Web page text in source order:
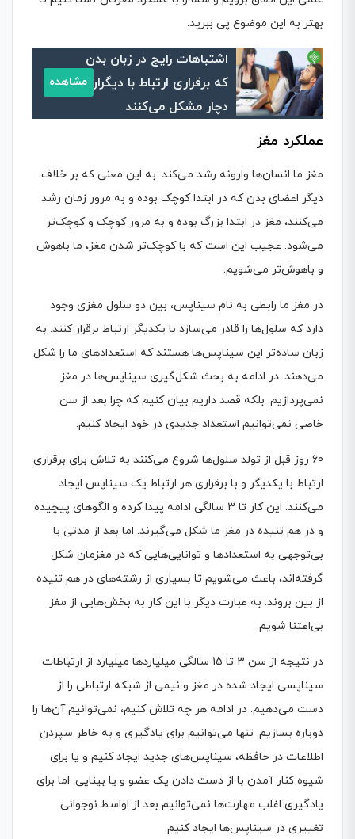
بهتر به این موضوع پی ببرید.
اشتباهات رایج در زبان بدن
که برقراری ارتباط با دیگران را
دچار مشکل می‌کنند
مشاهده
عملکرد مغز
مغز ما انسان‌ها وارونه رشد می‌کند. به این معنی که بر خلاف
دیگر اعضای بدن که در ابتدا کوچک بوده و به مرور زمان رشد
می‌کنند، مغز در ابتدا بزرگ بوده و به مرور کوچک و کوچک‌تر
می‌شود. عجیب‌ این است که با کوچک‌تر شدن مغز، ما باهوش‌
و باهوش‌تر می‌شویم.
در مغز ما رابطی به نام سیناپس، بین دو سلول مغزی وجود
دارد که سلول‌ها را قادر می‌سازد با یکدیگر ارتباط برقرار کنند. به
زبان ساده‌تر این سیناپس‌ها هستند که استعدادهای ما را شکل
می‌دهند. در ادامه به بحث شکل‌گیری سیناپس‌ها در مغز
نمی‌پردازیم. بلکه قصد داریم بیان کنیم که چرا بعد از سن
خاصی نمی‌توانیم استعداد جدیدی در خود ایجاد کنیم.
60 روز قبل از تولد سلول‌ها شروع می‌کنند به تلاش برای برقراری
ارتباط با یکدیگر و با برقراری هر ارتباط یک سیناپس ایجاد
می‌کنند. این کار تا 3 سالگی ادامه پیدا کرده و الگوهای پیچیده
و در هم تنیده در مغز ما شکل می‌گیرند. اما بعد از مدتی با
بی‌توجهی به استعدادها و توانایی‌هایی که در مغزمان شکل
گرفته‌اند، باعث می‌شویم تا بسیاری از رشته‌های در هم تنیده
از بین بروند. به عبارت دیگر با این کار به بخش‌هایی از مغز
بی‌اعتنا شویم.
در نتیجه از سن 3 تا 15 سالگی میلیاردها میلیارد از ارتباطات
سیناپسی ایجاد شده در مغز و نیمی از شبکه ارتباطی را از
دست می‌دهیم. در ادامه هر چه تلاش کنیم، نمی‌توانیم آن‌ها را
دوباره بسازیم. تنها می‌توانیم برای یادگیری و به خاطر سپردن
اطلاعات در حافظه، سیناپس‌های جدید ایجاد کنیم و یا برای
شیوه کنار آمدن با از دست دادن یک عضو و یا بینایی. اما برای
یادگیری اغلب مهارت‌ها نمی‌توانیم بعد از اواسط نوجوانی
تغییری در سیناپس‌ها ایجاد کنیم.